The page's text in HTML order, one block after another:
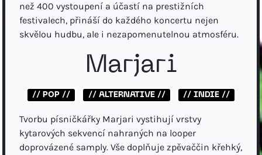
než 400 vystoupení a účastí na prestižních
festivalech, přináší do každého koncertu nejen
skvělou hudbu, ale i nezapomenutelnou atmosféru.
Marjari
// POP // // ALTERNATIVE // // INDIE //
Tvorbu písničkářky Marjari vystihují vrstvy
kytarových sekvencí nahraných na looper
doprovázené samply. Vše doplňuje zpěvaččin křehký,